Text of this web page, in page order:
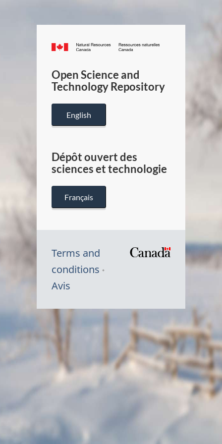
Canada.ca
/
Canada
Open Science and
Technology Repository
English
Dépôt ouvert des
sciences et technologie
Français
Terms and
conditions
Avis
Symbole
Canada